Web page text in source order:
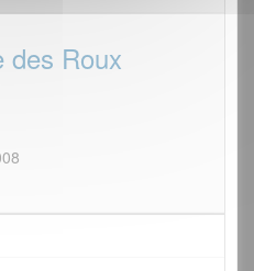
des Roux